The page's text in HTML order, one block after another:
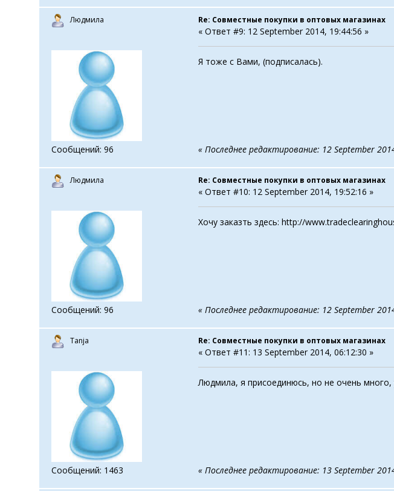
Людмила
Сообщений: 96
Re: Совместные покупки в оптовых магазинах
« Ответ #9: 12 September 2014, 19:44:56 »
Я тоже с Вами, (подписалась).
« Последнее редактирование: 12 September
Людмила
Сообщений: 96
Re: Совместные покупки в оптовых магазинах
« Ответ #10: 12 September 2014, 19:52:16 »
Хочу заказть здесь: http://
« Последнее редактирование: 12 September
Tanja
Сообщений: 1463
Re: Совместные покупки в оптовых магазинах
« Ответ #11: 13 September 2014, 06:12:30 »
Людмила, я присоединюсь, но не очень много,
« Последнее редактирование: 13 September